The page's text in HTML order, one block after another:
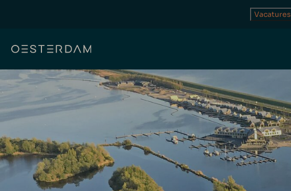
Vacatures